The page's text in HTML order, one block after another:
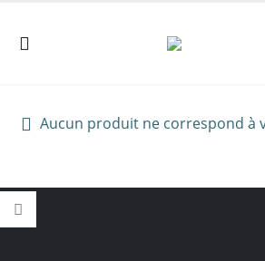
Aucun produit ne correspond à